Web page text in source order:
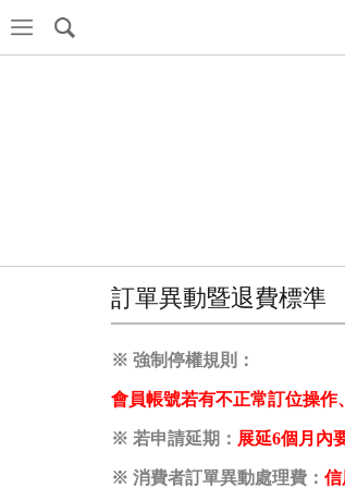
訂單異動暨退費標準
※ 強制停權規則：
會員帳號若有不正常訂位操作
※ 若申請延期： 展延6個月 內
※ 消費者訂單異動處理費： 信